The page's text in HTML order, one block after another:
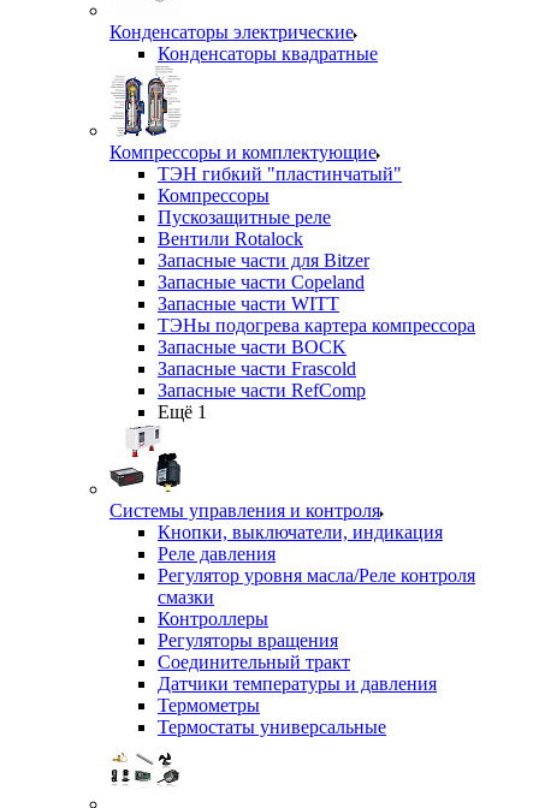
Конденсаторы электрические
Конденсаторы квадратные
Компрессоры и комплектующие
ТЭН гибкий "пластинчатый"
Компрессоры
Пускозащитные реле
Вентили Rotalock
Запасные части для Bitzer
Запасные части Copeland
Запасные части WITT
ТЭНы подогрева картера компрессора
Запасные части BOCK
Запасные части Frascold
Запасные части RefComp
Ещё 1
Системы управления и контроля
Кнопки, выключатели, индикация
Реле давления
Регулятор уровня масла/Реле контроля
смазки
Контроллеры
Регуляторы вращения
Соединительный тракт
Датчики температуры и давления
Термометры
Термостаты универсальные